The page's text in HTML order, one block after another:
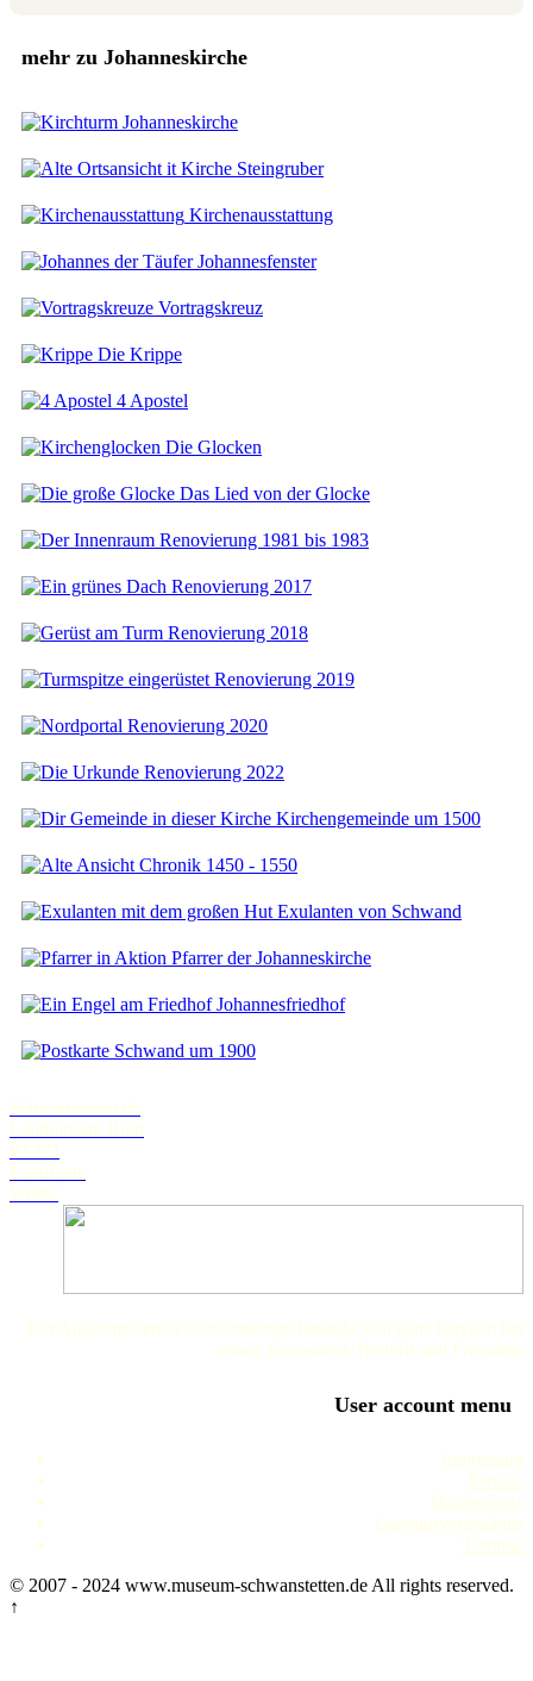
mehr zu Johanneskirche
Johanneskirche
Steingruber
Kirchenausstattung
Johannesfenster
Vortragskreuz
Die Krippe
4 Apostel
Die Glocken
Das Lied von der Glocke
Renovierung 1981 bis 1983
Renovierung 2017
Renovierung 2018
Renovierung 2019
Renovierung 2020
Renovierung 2022
Kirchengemeinde um 1500
Chronik 1450 - 1550
Exulanten von Schwand
Pfarrer der Johanneskirche
Johannesfriedhof
Schwand um 1900
Schwanstetten.de
Landratsamt Roth
BLFD
Landkarte
Wetter
Der Museumsverein Schwanstetten bedankt sich ganz herzlich bei
seinen Sponsoren, Helfern und Freunden
User account menu
Impressum
Service
Datenschutz
Literaturverzeichnis
Termine
© 2007 - 2024 www.museum-schwanstetten.de All rights reserved.
↑